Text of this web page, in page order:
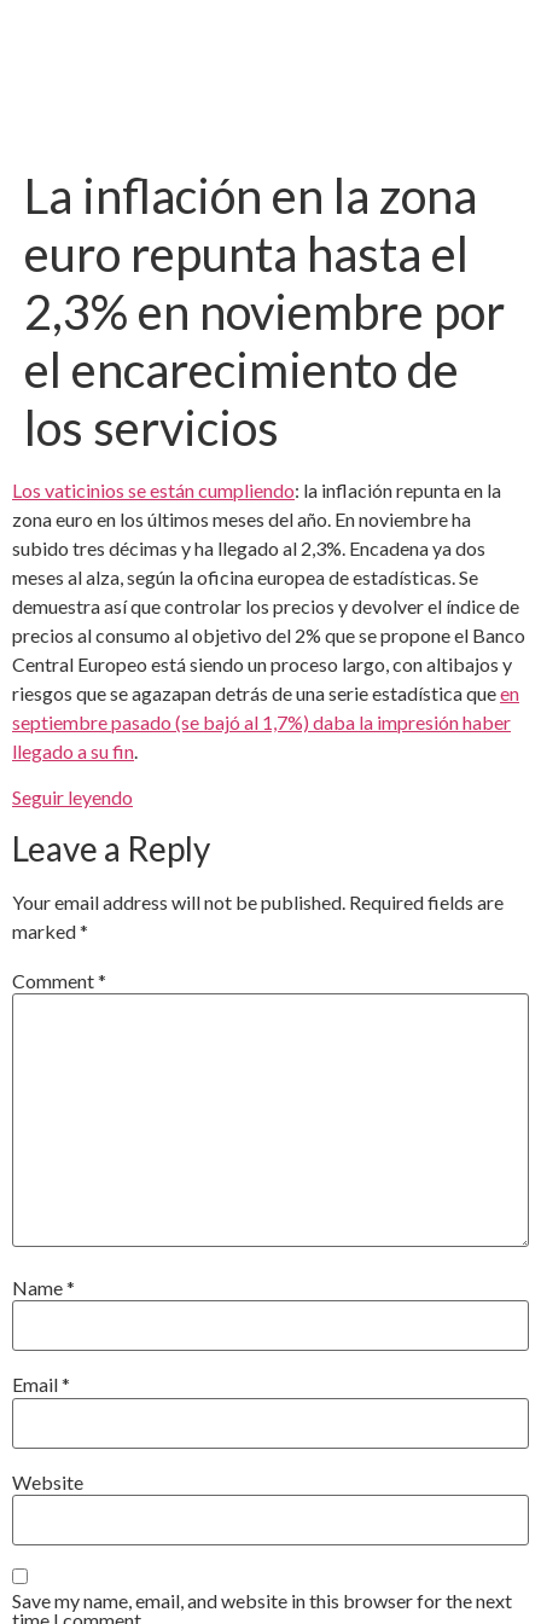
La inflación en la zona
euro repunta hasta el
2,3% en noviembre por
el encarecimiento de
los servicios
Los vaticinios se están cumpliendo: la inflación repunta en la
zona euro en los últimos meses del año. En noviembre ha
subido tres décimas y ha llegado al 2,3%. Encadena ya dos
meses al alza, según la oficina europea de estadísticas. Se
demuestra así que controlar los precios y devolver el índice de
precios al consumo al objetivo del 2% que se propone el Banco
Central Europeo está siendo un proceso largo, con altibajos y
riesgos que se agazapan detrás de una serie estadística queen
septiembre pasado (se bajó al 1,7%) daba la impresión haber
llegado a su fin
Seguir leyendo
Leave a Reply
Your email address will not be published. Required fields are
marked*
Comment*
Name*
Email*
Website
Save my name, email, and website in this browser for the next